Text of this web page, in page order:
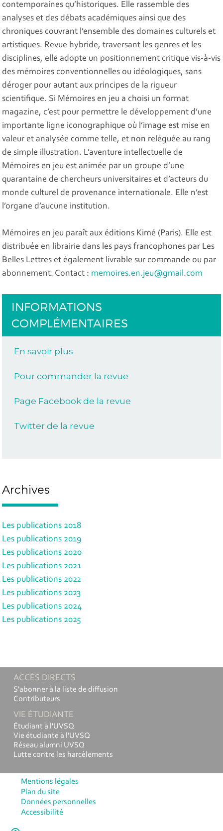
contemporaines qu’historiques. Elle rassemble des
analyses et des débats académiques ainsi que des
chroniques couvrant l’ensemble des domaines culturels et
artistiques. Revue hybride, traversant les genres et les
disciplines, elle adopte un positionnement critique vis-à-vis
des mémoires conventionnelles ou idéologiques, sans
déroger pour autant aux principes de la rigueur
scientifique. Si Mémoires en jeu a choisi un format
magazine, c’est pour permettre le développement d’une
importante ligne iconographique où l’image est mise en
valeur et analysée comme telle, et non reléguée au rang
de simple illustration. L’aventure intellectuelle de
Mémoires en jeu est animée par un groupe d’une
quarantaine de chercheurs universitaires et d’acteurs du
monde culturel de provenance internationale. Elle n’est
l’organe d’aucune institution.
Mémoires en jeu paraît aux éditions Kimé (Paris). Elle est
distribuée en librairie dans les pays francophones par Les
Belles Lettres et également livrable sur commande ou par
abonnement. Contact : memoires.en.jeu@gmail.com
INFORMATIONS
COMPLÉMENTAIRES
En savoir plus
Pour commander la revue
Page Facebook de la revue
Twitter de la revue
Archives
Les publications 2018
Les publications 2019
Les publications 2020
Les publications 2021
Les publications 2022
Les publications 2023
Les publications 2024
Les publications 2025
ACCÈS DIRECTS
S'abonner à la liste de diffusion
Contributeurs
VIE ÉTUDIANTE
Étudiant à l'UVSQ
Vie étudiante à l'UVSQ
Réseau alumni UVSQ
Lutte contre les harcèlements
Mentions légales
Plan du site
Données personnelles
Accessibilité